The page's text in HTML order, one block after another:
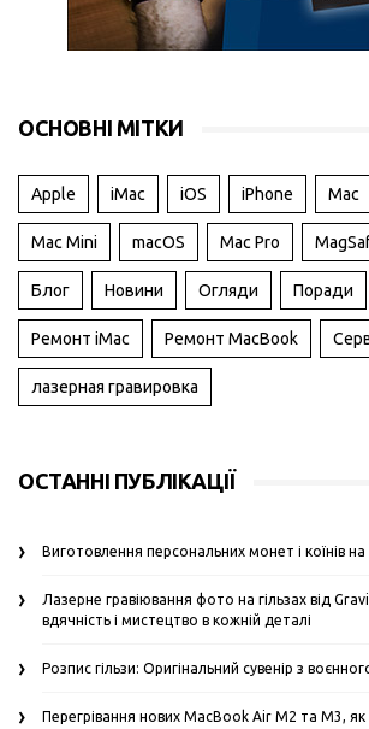
ОСНОВНІ МІТКИ
Apple iMac iOS iPhone Mac
Mac Mini macOS Mac Pro
Блог Новини Огляди Поради
Ремонт iMac Ремонт MacBook
лазерная гравировка
ОСТАННІ ПУБЛІКАЦІЇ
Виготовлення персональних монет і коїнів
Лазерне гравіювання фото на гільзах від
вдячність і мистецтво в кожній деталі
Розпис гільзи: Оригінальний сувенір з
Перегрівання нових MacBook Air M2 та M3, як